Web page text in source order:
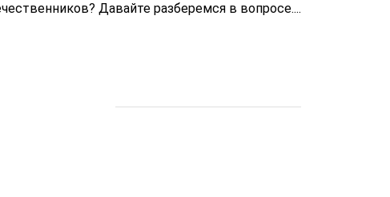
Давайте разберемся в вопросе....